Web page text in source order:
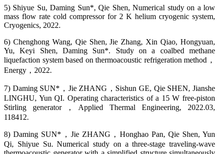
5) Shiyue Su, Daming Sun*, Qie Shen, Numerical study on a low
mass flow rate cold compressor for 2 K helium cryogenic system,
Cryogenics, 2022.
6) Chenghong Wang, Qie Shen, Jie Zhang, Xin Qiao, Hongyuan,
Yu, Keyi Shen, Daming Sun*. Study on a coalbed methane
liquefaction system based on thermoacoustic refrigeration method，
Energy，2022.
7) Daming SUN*，Jie ZHANG，Sishun GE, Qie SHEN, Jianshe
LINGHU, Yun QI. Operating characteristics of a 15 W free-piston
Stirling generator，Applied Thermal Engineering, 2022.03,
118412.
8) Daming SUN*，Jie ZHANG，Honghao Pan, Qie Shen, Yun
Qi, Shiyue Su. Numerical study on a three-stage traveling-wave